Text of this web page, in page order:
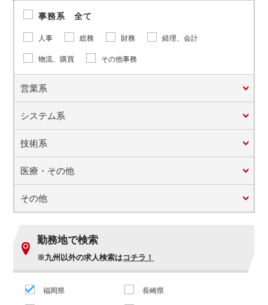
事務系 全て
人事 総務 財務 経理、会計
物流、購買 その他事務
営業系
システム系
技術系
医療・その他
その他
勤務地で検索
※九州以外の求人検索はコチラ！
福岡県 長崎県